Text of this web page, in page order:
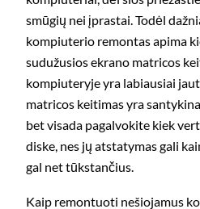
smūgių nei įprastai. Todėl
kompiuterio remontas apima
sudužusios ekrano matricos
kompiuteryje yra labiausiai
matricos keitimas yra
bet visada pagalvokite kiek
diske, nes jų atstatymas gali
gal net tūkstančius.
Kaip remontuoti nešiojamus